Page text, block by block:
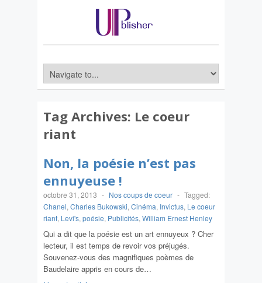
Tag Archives: Le coeur
riant
Non, la poésie n’est pas
ennuyeuse !
octobre 31, 2013 - Nos coups de coeur - Tagged:
Chanel, Charles Bukowski, Cinéma, Invictus, Le coeur
riant, Levi's, poésie, Publicités, William Ernest Henley
Qui a dit que la poésie est un art ennuyeux ? Cher
lecteur, il est temps de revoir vos préjugés.
Souvenez-vous des magnifiques poèmes de
Baudelaire appris en cours de…